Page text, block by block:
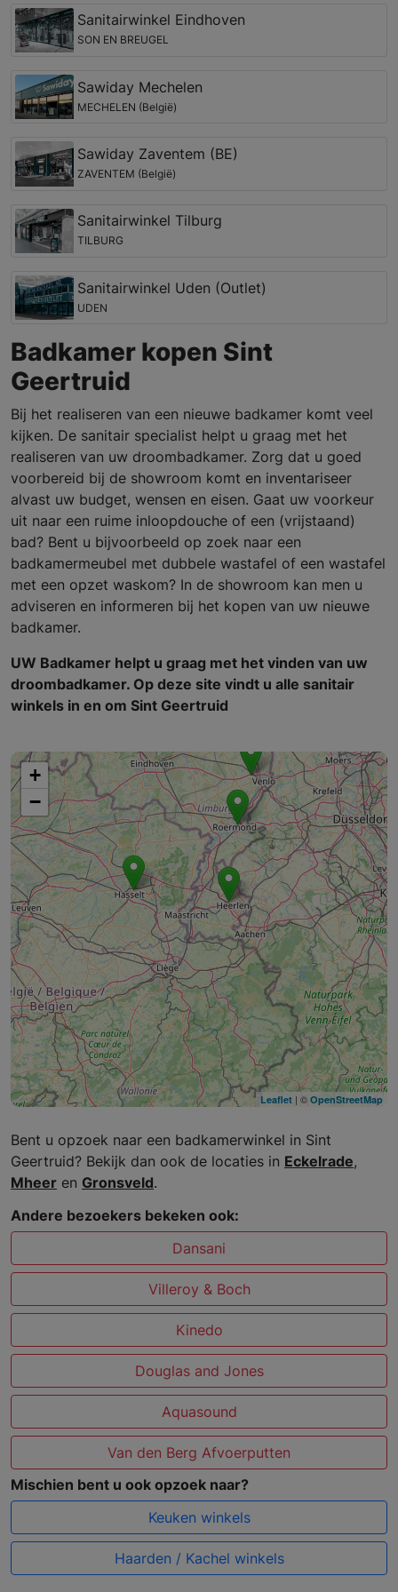
Sanitairwinkel Eindhoven
SON EN BREUGEL
Sawiday Mechelen
MECHELEN (België)
Sawiday Zaventem (BE)
ZAVENTEM (België)
Sanitairwinkel Tilburg
TILBURG
Sanitairwinkel Uden (Outlet)
UDEN
Badkamer kopen Sint
Geertruid
Bij het realiseren van een nieuwe badkamer komt veel
kijken. De sanitair specialist helpt u graag met het
realiseren van uw droombadkamer. Zorg dat u goed
voorbereid bij de showroom komt en inventariseer
alvast uw budget, wensen en eisen. Gaat uw voorkeur
uit naar een ruime inloopdouche of een (vrijstaand)
bad? Bent u bijvoorbeeld op zoek naar een
badkamermeubel met dubbele wastafel of een wastafel
met een opzet waskom? In de showroom kan men u
adviseren en informeren bij het kopen van uw nieuwe
badkamer.
UW Badkamer helpt u graag met het vinden van uw
droombadkamer. Op deze site vindt u alle sanitair
winkels in en om Sint Geertruid
+
−
Leaflet | © OpenStreetMap
Bent u opzoek naar een badkamerwinkel in Sint
Geertruid? Bekijk dan ook de locaties in Eckelrade,
Mheer en Gronsveld.
Andere bezoekers bekeken ook:
Dansani
Villeroy & Boch
Kinedo
Douglas and Jones
Aquasound
Van den Berg Afvoerputten
Mischien bent u ook opzoek naar?
Keuken winkels
Haarden / Kachel winkels